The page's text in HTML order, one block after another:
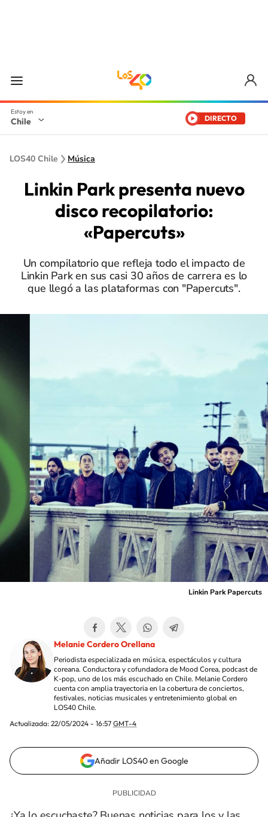
Chile DIRECTO
LOS40 Chile Música
Linkin Park presenta nuevo
disco recopilatorio:
«Papercuts»
Un compilatorio que refleja todo el impacto de
Linkin Park en sus casi 30 años de carrera es lo
que llegó a las plataformas con "Papercuts".
Linkin Park Papercuts
Melanie Cordero Orellana
Periodista especializada en música, espectáculos y cultura
coreana. Conductora y cofundadora de Mood Corea, podcast de
K-pop, uno de los más escuchado en Chile. Melanie Cordero
cuenta con amplia trayectoria en la cobertura de conciertos,
festivales, noticias musicales y entretenimiento global en
LOS40 Chile.
Actualizada: 22/05/2024 - 16:57 GMT-4
Añadir LOS40 en Google